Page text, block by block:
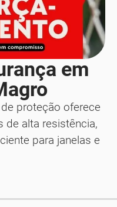
em
proteção oferece
de alta resistência,
para janelas e